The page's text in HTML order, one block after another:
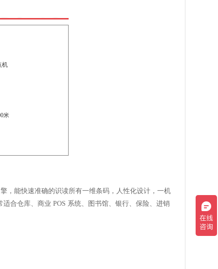
机
米
，能快速准确的识读所有一维条码，人性化设计，一机
合仓库、商业 POS 系统、图书馆、银行、保险、进销